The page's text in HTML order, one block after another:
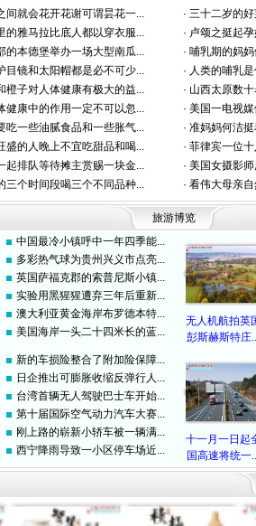
间就会花开花谢可谓昙花一...
的雅马拉比底人都以穿衣服...
的本德堡举办一场大型南瓜...
目镜和太阳帽都是必不可少...
橙子对人体健康有极大的益...
健康中的作用一定不可以忽...
吃一些油腻食品和一些胀气...
盛的人晚上不宜吃甜品和喝...
起排队等待摊主赏赐一块金...
三个时间段喝三个不同品种...
· 三十二岁的
· 卢颂之挺起
· 哺乳期的妈
· 人类的哺乳
· 山西太原数
· 美国一电视
· 准妈妈何洁
· 菲律宾一位
· 美国女摄影
· 看伟大母亲
旅游博览
中国最冷小镇呼中一年四季能...
多彩热气球为贵州兴义市点亮...
英国萨福克郡的索普尼斯小镇...
实验用黑猩猩遭弃三年后重新...
澳大利亚黄金海岸布罗德本特...
美国海岸一头二十四米长的蓝...
无人机航拍英
彭斯赫斯特庄
新的车损险整合了附加险保障...
日企推出可膨胀收缩反弹行人...
台湾首辆无人驾驶巴士车开始...
第十届国际空气动力汽车大赛...
刚上路的崭新小轿车被一辆满...
西宁降雨导致一小区停车场近...
十一月一日起
国高速将统一